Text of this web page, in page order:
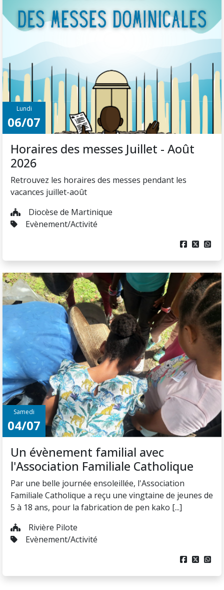
04/07
Un évènement familial avec
l'Association Familiale Catholique
Par une belle journée ensoleillée, l'Association
Rivière Pilote
Evènement/Activité
 
Mentions légales Plan du site Nous contacter